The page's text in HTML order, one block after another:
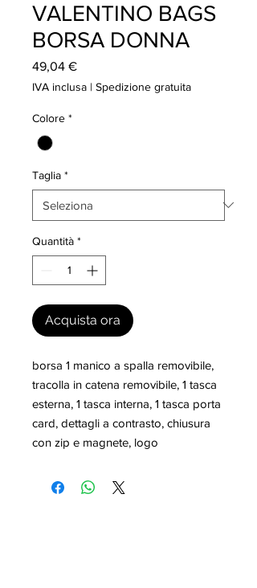
VALENTINO BAGS
BORSA DONNA
49,04 €Prezzo
IVA inclusa | Spedizione gratuita
Colore *
Taglia *
Quantità *
Acquista ora
borsa 1 manico a spalla removibile,
tracolla in catena removibile, 1 tasca
esterna, 1 tasca interna, 1 tasca porta
card, dettagli a contrasto, chiusura
con zip e magnete, logo